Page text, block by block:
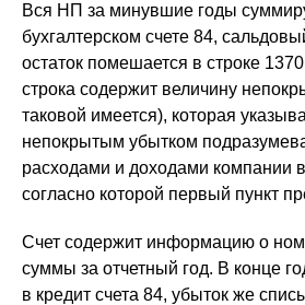
Вся НП за минувшие годы
бухгалтерском счете 84,
остаток помешается в строке
строка содержит величину
таковой имеется), которая
непокрытым убытком
расходами и доходами компании
согласно которой первый пункт
Счет содержит информацию о
суммы за отчетный год. В конце
в кредит счета 84, убыток же